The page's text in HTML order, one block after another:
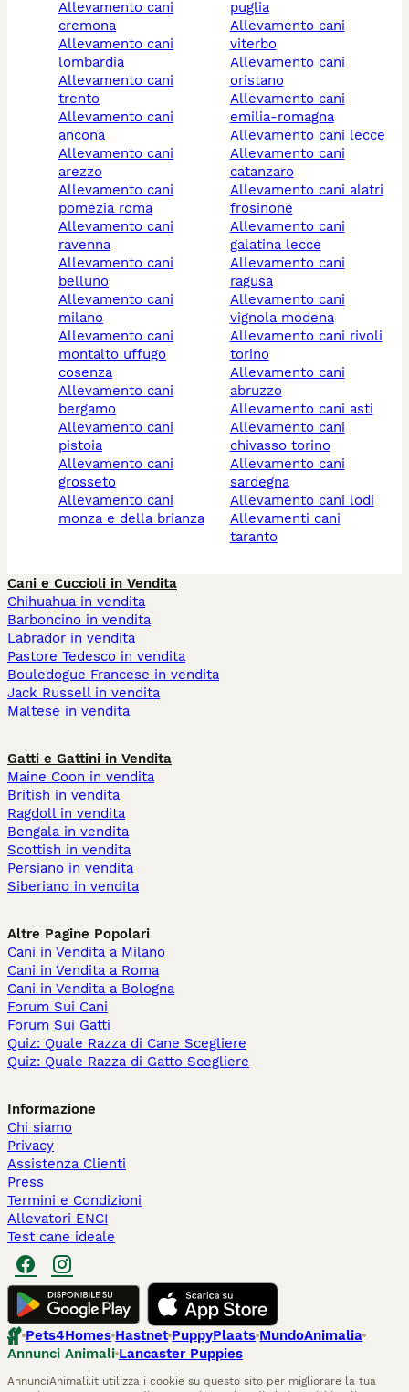
allevamento cani
cremona
allevamento cani
lombardia
allevamento cani
trento
allevamento cani
ancona
allevamento cani
arezzo
allevamento cani
pomezia roma
allevamento cani
ravenna
allevamento cani
belluno
allevamento cani
milano
allevamento cani
montalto uffugo
cosenza
allevamento cani
bergamo
allevamento cani
pistoia
allevamento cani
grosseto
allevamento cani
monza e della brianza
puglia
allevamento cani
viterbo
allevamento cani
oristano
allevamento cani
emilia-romagna
allevamento cani lecce
allevamento cani
catanzaro
allevamento cani alatri
frosinone
allevamento cani
galatina lecce
allevamento cani
ragusa
allevamento cani
vignola modena
allevamento cani rivoli
torino
allevamento cani
abruzzo
allevamento cani asti
allevamento cani
chivasso torino
allevamento cani
sardegna
allevamento cani lodi
allevamenti cani
taranto
Cani e Cuccioli in Vendita
Chihuahua in vendita
Barboncino in vendita
Labrador in vendita
Pastore Tedesco in vendita
Bouledogue Francese in vendita
Jack Russell in vendita
Maltese in vendita
Gatti e Gattini in Vendita
Maine Coon in vendita
British in vendita
Ragdoll in vendita
Bengala in vendita
Scottish in vendita
Persiano in vendita
Siberiano in vendita
Altre Pagine Popolari
Cani in Vendita a Milano
Cani in Vendita a Roma
Cani in Vendita a Bologna
Forum Sui Cani
Forum Sui Gatti
Quiz: Quale Razza di Cane Scegliere
Quiz: Quale Razza di Gatto Scegliere
Informazione
Chi siamo
Privacy
Assistenza Clienti
Press
Termini e Condizioni
Allevatori ENCI
Test cane ideale
Pets4Homes Hastnet PuppyPlaats MundoAnimalia
Annunci Animali Lancaster Puppies
AnnunciAnimali.it utilizza i cookie su questo sito per migliorare la tua